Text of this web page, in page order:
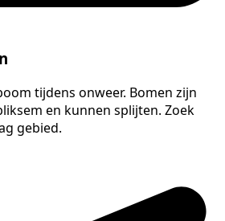
tijdens onweer. Bomen zijn
en kunnen splijten. Zoek
gebied.